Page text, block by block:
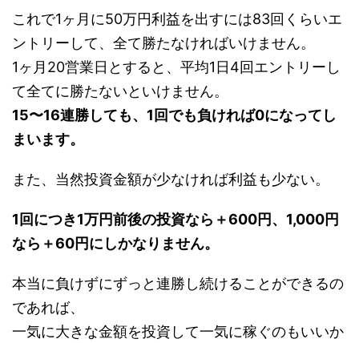
これで1ヶ月に50万円利益を出すには83回くらいエ
ントリーして、全て勝たなければいけません。
1ヶ月20営業日とすると、平均1日4回エントリーし
て全てに勝たないといけません。
15〜16連勝しても、1回でも負ければ0になってし
まいます。
また、当然投資金額が少なければ利益も少ない。
1回につき1万円前後の投資なら＋600円、1,000円
なら＋60円にしかなりません。
本当に負けずにずっと連勝し続けることができるの
であれば、
一気に大きな金額を投資して一気に稼ぐのもいいか